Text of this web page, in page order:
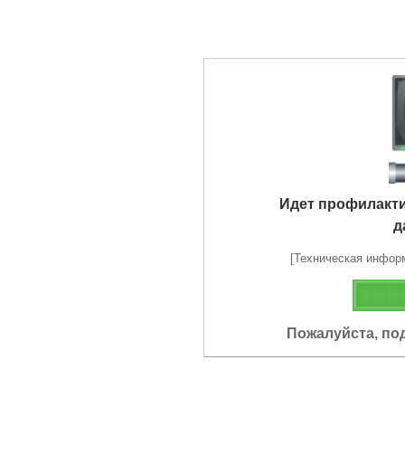
Идет
[Техническая
Пожалуйста,